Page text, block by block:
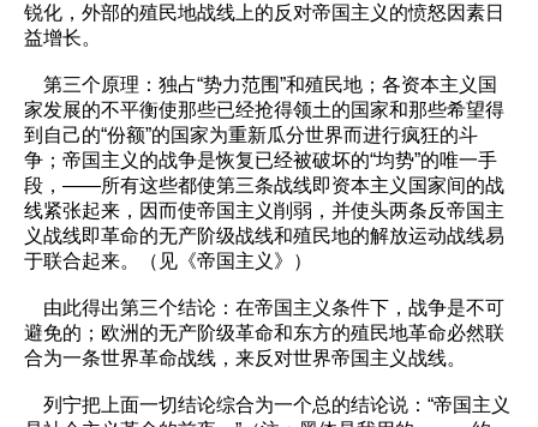
锐化，外部的殖民地战线上的反对帝国主义的愤怒因素日
益增长。
第三个原理：独占“势力范围”和殖民地；各资本主义国
家发展的不平衡使那些已经抢得领土的国家和那些希望得
到自己的“份额”的国家为重新瓜分世界而进行疯狂的斗
争；帝国主义的战争是恢复已经被破坏的“均势”的唯一手
段，——所有这些都使第三条战线即资本主义国家间的战
线紧张起来，因而使帝国主义削弱，并使头两条反帝国主
义战线即革命的无产阶级战线和殖民地的解放运动战线易
于联合起来。（见《帝国主义》）
由此得出第三个结论：在帝国主义条件下，战争是不可
避免的；欧洲的无产阶级革命和东方的殖民地革命必然联
合为一条世界革命战线，来反对世界帝国主义战线。
列宁把上面一切结论综合为一个总的结论说：“帝国主义